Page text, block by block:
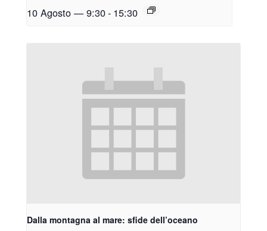
10 Agosto — 9:30- 15:30
Dalla montagna al mare: sfide dell’oceano